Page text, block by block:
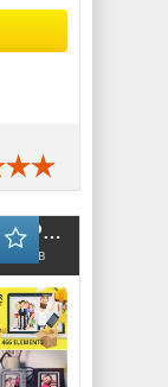
VideoHivePack-96 (After Effects Projects Pack)